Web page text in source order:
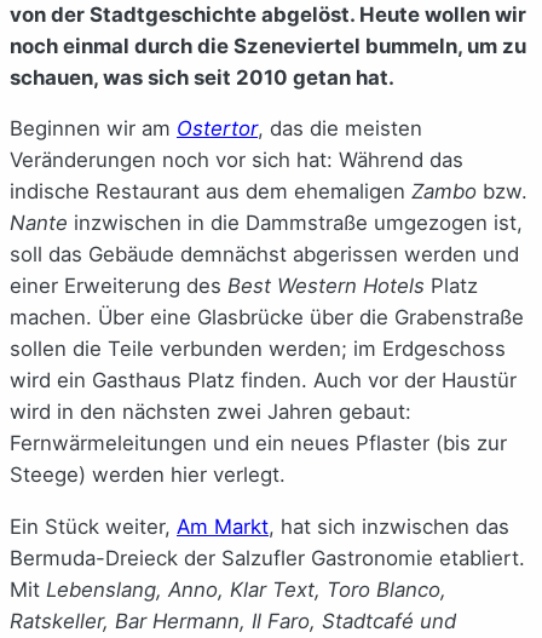
von der Stadtgeschichte abgelöst. Heute wollen wir
noch einmal durch die Szeneviertel bummeln, um zu
schauen, was sich seit 2010 getan hat.
Beginnen wir am Ostertor, das die meisten
Veränderungen noch vor sich hat: Während das
indische Restaurant aus dem ehemaligen Zambo bzw.
Nante inzwischen in die Dammstraße umgezogen ist,
soll das Gebäude demnächst abgerissen werden und
einer Erweiterung des Best Western Hotels Platz
machen. Über eine Glasbrücke über die Grabenstraße
sollen die Teile verbunden werden; im Erdgeschoss
wird ein Gasthaus Platz finden. Auch vor der Haustür
wird in den nächsten zwei Jahren gebaut:
Fernwärmeleitungen und ein neues Pflaster (bis zur
Steege) werden hier verlegt.
Ein Stück weiter, Am Markt, hat sich inzwischen das
Bermuda-Dreieck der Salzufler Gastronomie etabliert.
Mit Lebenslang, Anno, Klar Text, Toro Blanco,
Ratskeller, Bar Hermann, Il Faro, Stadtcafé und